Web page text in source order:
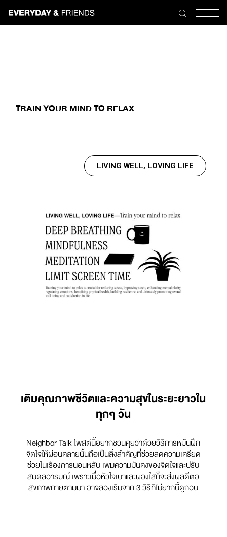
TRAIN YOUR MIND TO RELAX
LIVING WELL, LOVING LIFE
เติมคุณภาพชีวิตและความสุขในระยะยาวใน
ทุกๆ วัน
Neighbor Talk โพสต์นี้อยากชวนคุยว่าด้วยวิธีการหมั่นฝึก
จิตใจให้ผ่อนคลายนั้นถือเป็นสิ่งสำคัญที่ช่วยลดความเครียด
ช่วยในเรื่องการนอนหลับ เพิ่มความมั่นคงของจิตใจและปรับ
สมดุลอารมณ์ เพราะเมื่อหัวใจเบาและผ่องใสก็จะส่งผลดีต่อ
สุขภาพกายตามมา อาจลองเริ่มจาก 3 วิธีที่ไม่ยากนี้ดูก่อน